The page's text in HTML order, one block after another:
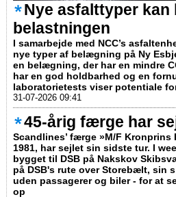
Nye asfalttyper
belastningen
I samarbejde med NCC’s
nye typer af belægning på Ny
en belægning, der har en mindre
har en god holdbarhed og en
laboratorietests viser potentiale
31-07-2026 09:41
45-årig færge har
Scandlines’ færge »M/F
1981, har sejlet sin sidste tur. I
bygget til DSB på Nakskov
på DSB's rute over Storebælt, sin
uden passagerer og biler - for at
op